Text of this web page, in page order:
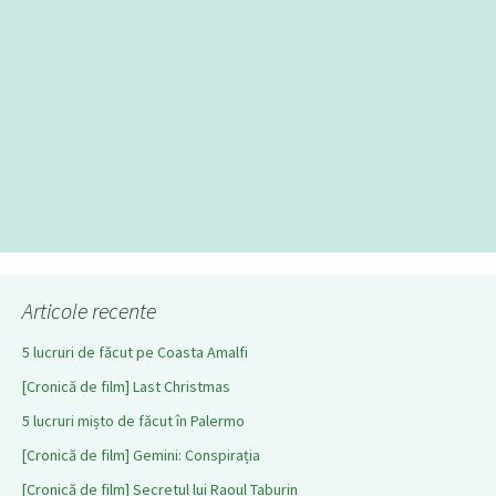
Articole recente
5 lucruri de făcut pe Coasta Amalfi
[Cronică de film] Last Christmas
5 lucruri mișto de făcut în Palermo
[Cronică de film] Gemini: Conspirația
[Cronică de film] Secretul lui Raoul Taburin